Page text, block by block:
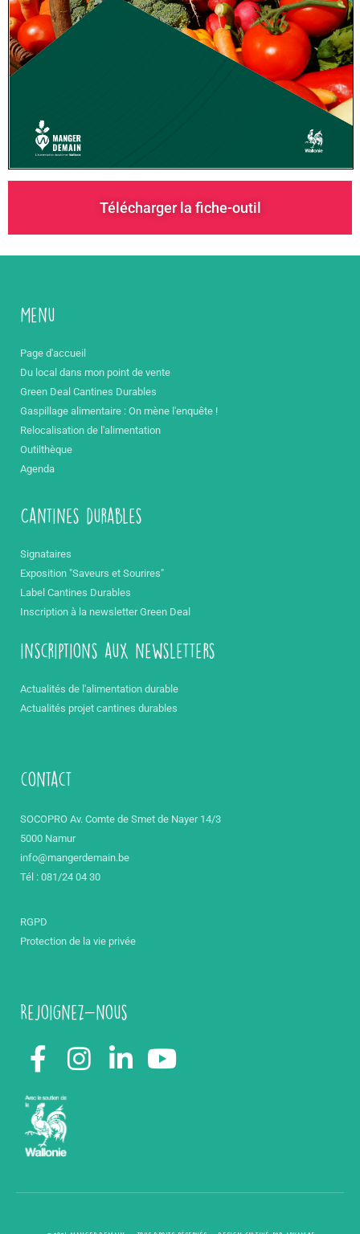
Télécharger la fiche-outil
Menu
Page d'accueil
Du local dans mon point de vente
Green Deal Cantines Durables
Gaspillage alimentaire : On mène l'enquête !
Relocalisation de l'alimentation
Outilthèque
Agenda
Cantines durables
Signataires
Exposition "Saveurs et Sourires"
Label Cantines Durables
Inscription à la newsletter Green Deal
inscriptions aux newsletters
Actualités de l'alimentation durable
Actualités projet cantines durables
contact
SOCOPRO Av. Comte de Smet de Nayer 14/3
5000 Namur
info@mangerdemain.be
Tél : 081/24 04 30
RGPD
Protection de la vie privée
Rejoignez-nous